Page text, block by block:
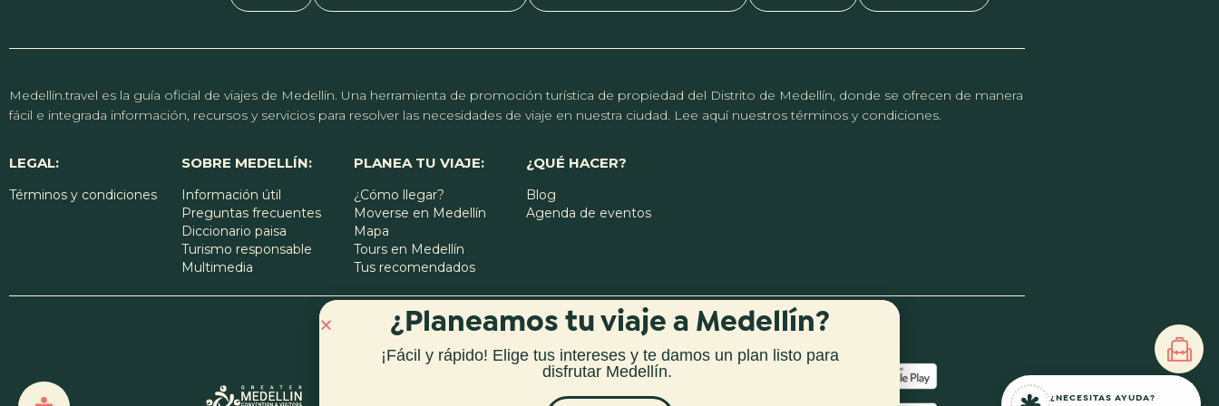
Medellín.travel es la guía oficial de viajes de Medellín. Una herramienta de promoción turística de propiedad del Distrito de Medellín, donde se ofrecen de manera
fácil e integrada información, recursos y servicios para resolver las necesidades de viaje en nuestra ciudad. Lee aquí nuestros términos y condiciones.
LEGAL:
Términos y condiciones
SOBRE MEDELLÍN:
Información útil
Preguntas frecuentes
Diccionario paisa
Turismo responsable
Multimedia
PLANEA TU VIAJE:
¿Cómo llegar?
Moverse en Medellín
Mapa
Tours en Medellín
Tus recomendados
¿QUÉ HACER?
Blog
Agenda de eventos
¿NECESITAS AYUDA?
¿Planeamos tu viaje a Medellín?
¡Fácil y rápido! Elige tus intereses y te damos un plan listo para
disfrutar Medellín.